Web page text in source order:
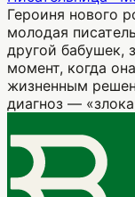
Героиня нового
молодая
другой бабушек,
момент, когда
жизненным
диагноз —